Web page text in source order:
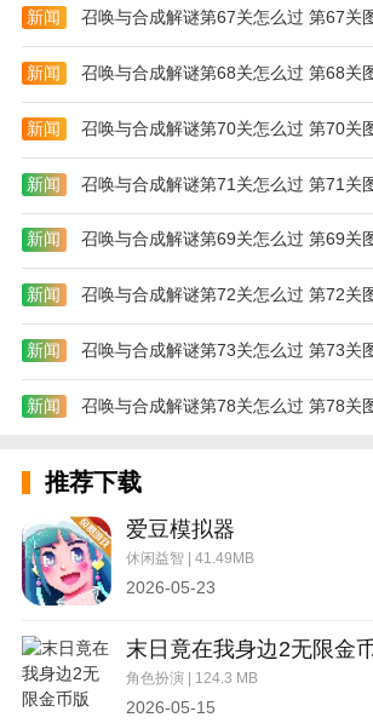
味投篮游戏中，我们可以体验刺激的
轻点击屏幕，将球准确地投入篮筐中
球越多，够级棋牌获得的分数越高。
的，玩家只需要掌握好球弹跳的力度
够级棋牌力度不能太小，否则容易跳
能太大，不然球直接弹出场外了，快来
色
4、完美还原线下棋牌室的布局，最真
多样化对战享受棋牌欢乐。
5、• 原创精品——专为孩子定制改编
事，孩子爱听，家长放心
6、可以在这里查看平台提供的五子棋
以在这里玩五子棋。
7、在线交流，多人实时音视频交流，
火苗会议app优势
够级棋牌优势
1、宿命羁绊，合体共赢
磋几局，增进彼此之间的友情。
3、为不同的玩家创建不同级别的游戏
新闻
新闻
新闻
新闻
新闻
新闻
新闻
新闻
推荐下载
爱豆模拟器
休闲益智 | 41.49MB
2026-05-23
末日竟在我身边2无限金
角色扮演 | 124.3 MB
2026-05-15